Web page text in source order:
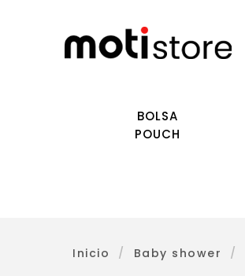
BOLSA
POUCH
Inicio / Baby shower /